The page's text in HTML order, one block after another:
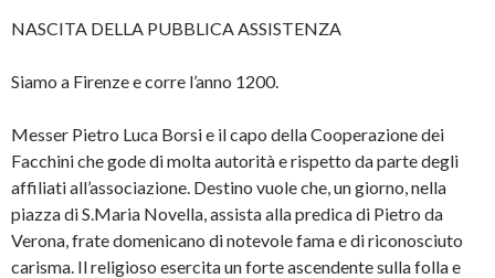
NASCITA DELLA PUBBLICA ASSISTENZA
Siamo a Firenze e corre l’anno 1200.
Messer Pietro Luca Borsi e il capo della Cooperazione dei
Facchini che gode di molta autorità e rispetto da parte degli
affiliati all’associazione. Destino vuole che, un giorno, nella
piazza di S.Maria Novella, assista alla predica di Pietro da
Verona, frate domenicano di notevole fama e di riconosciuto
carisma. Il religioso esercita un forte ascendente sulla folla e